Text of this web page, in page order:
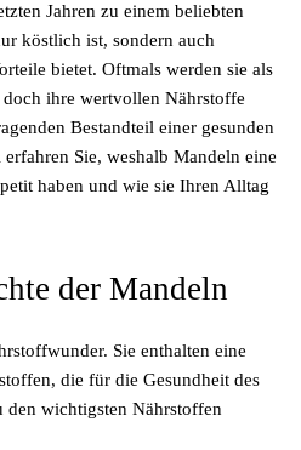
Jahren zu einem beliebten
köstlich ist, sondern auch
bietet. Oftmals werden sie als
ihre wertvollen Nährstoffe
Bestandteil einer gesunden
Sie, weshalb Mandeln eine
haben und wie sie Ihren Alltag
der Mandeln
Sie enthalten eine
die für die Gesundheit des
den wichtigsten Nährstoffen